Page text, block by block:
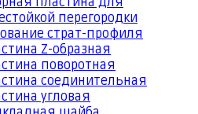
перегородки
страт-профиля
Z-образная
поворотная
соединительная
угловая